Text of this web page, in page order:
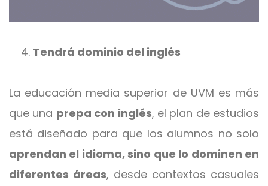
Tendrá dominio del inglés
La educación media superior de UVM es más
que una prepa con inglés, el plan de estudios
está diseñado para que los alumnos no solo
aprendan el idioma, sino que lo dominen en
diferentes áreas, desde contextos casuales